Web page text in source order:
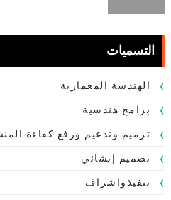
التسميات
الهندسة المعمارية
برامج هندسية
ترميم وتدعيم ورفع كفاءة
تصميم إنشائي
تنفيذواشراف